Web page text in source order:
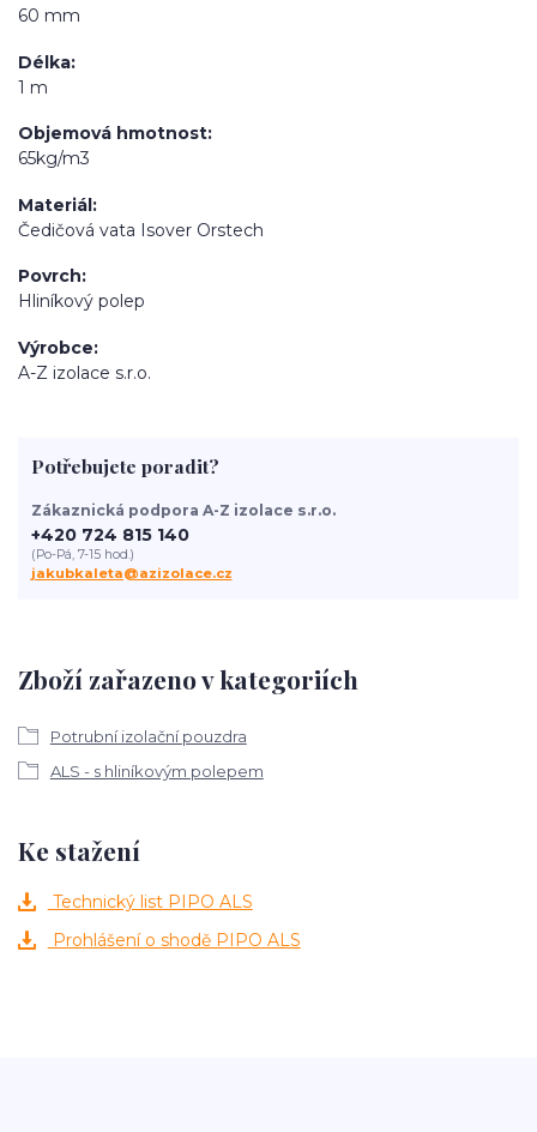
60 mm
Délka
1 m
Objemová hmotnost
65kg/m3
Materiál
Čedičová vata Isover Orstech
Povrch
Hliníkový polep
Výrobce
A-Z izolace s.r.o.
Zboží zařazeno v kategoriích
Potrubní izolační pouzdra
ALS - s hliníkovým polepem
Potřebujete poradit?
Zákaznická podpora A-Z izolace s.r.o.
+420 724 815 140
(Po-Pá, 7-15 hod.)
jakubkaleta@azizolace.cz
Ke stažení
Technický list PIPO ALS
Prohlášení o shodě PIPO ALS